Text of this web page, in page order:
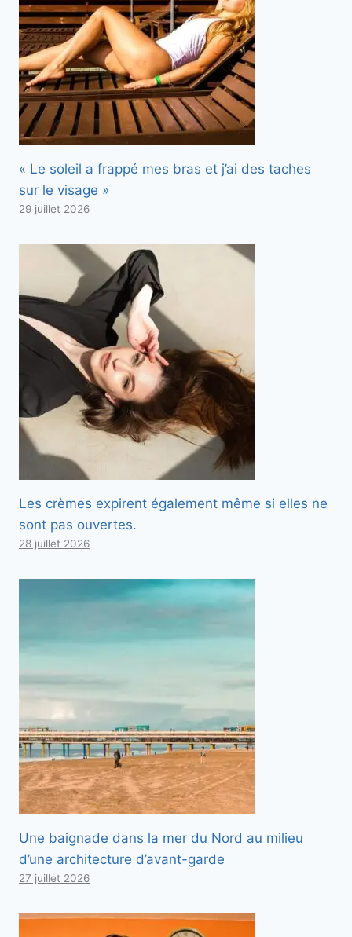
« Le soleil a frappé mes bras et j’ai des taches
sur le visage »
29 juillet 2026
Les crèmes expirent également même si elles ne
sont pas ouvertes.
28 juillet 2026
Une baignade dans la mer du Nord au milieu
d’une architecture d’avant-garde
27 juillet 2026